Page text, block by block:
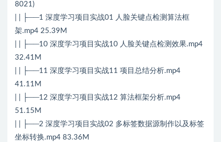
8021)
| | ├──1 深度学习项目实战01 人脸关键点检测算法框
架.mp4 25.39M
| | ├──10 深度学习项目实战10 人脸关键点检测效果.mp4
32.41M
| | ├──11 深度学习项目实战11 项目总结分析.mp4
41.11M
| | ├──12 深度学习项目实战12 算法框架分析.mp4
51.15M
| | ├──2 深度学习项目实战02 多标签数据源制作以及标签
坐标转换.mp4 83.36M